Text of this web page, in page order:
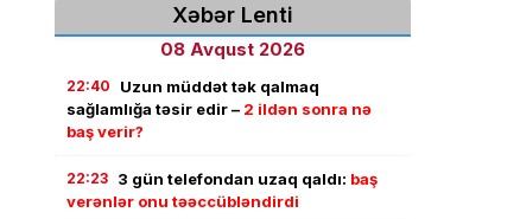
Xəbər Lenti
08 Avqust 2026
22:40
Uzun müddət tək qalmaq
sağlamlığa təsir edir – 2 ildən sonra nə
baş verir?
22:23 3 gün telefondan uzaq qaldı: baş
verənlər onu təəccübləndirdi